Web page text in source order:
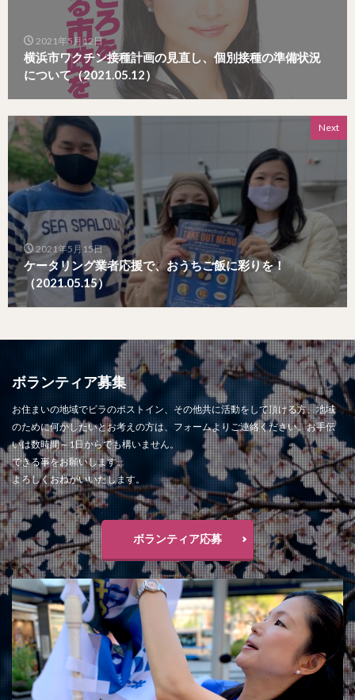
2021年5月12日
横浜市ワクチン接種計画の見直し、個別接種の準備状況
について（2021.05.12）
Next
2021年5月15日
ケータリング業者応援で、おうちご飯に彩りを！
（2021.05.15）
ボランティア募集
お住まいの地域でビラのポストイン、その他共に活動をして頂ける方、地域
のために何かしたいとお考えの方は、フォームよりご連絡ください。お手伝
いは数時間～1日からでも構いません。
できる事をお願いします。
よろしくおねがいいたします。
ボランティア応募